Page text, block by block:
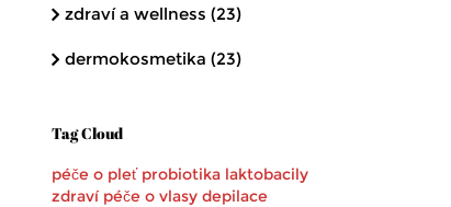
zdraví a wellness (23)
dermokosmetika (23)
Tag Cloud
péče o pleť probiotika laktobacily
zdraví péče o vlasy depilace